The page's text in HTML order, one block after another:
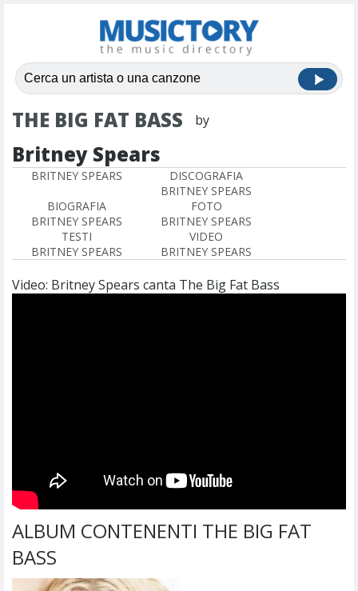
THE BIG FAT BASS by
Britney Spears
BRITNEY SPEARS
DISCOGRAFIA
BRITNEY SPEARS
BIOGRAFIA
BRITNEY SPEARS
FOTO
BRITNEY SPEARS
TESTI
BRITNEY SPEARS
VIDEO
BRITNEY SPEARS
Video: Britney Spears canta The Big Fat Bass
ALBUM CONTENENTI THE BIG FAT
BASS